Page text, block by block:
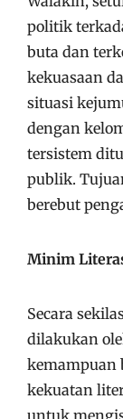
politik
buta dan
kekuasaan
situasi
dengan
tersistem
publik.
berebut
Minim
Secara
dilakukan
kemampuan
kekuatan
untuk